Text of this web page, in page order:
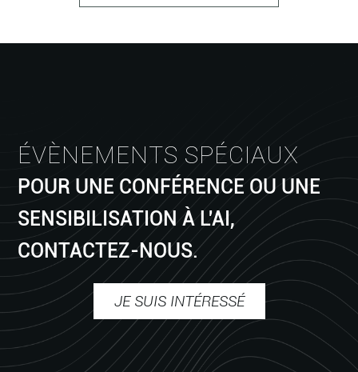
ÉVÈNEMENTS SPÉCIAUX
POUR UNE CONFÉRENCE OU UNE
SENSIBILISATION À L'AI,
CONTACTEZ-NOUS.
JE SUIS INTÉRESSÉ